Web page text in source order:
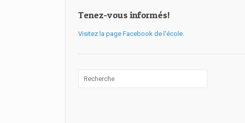
Tenez-vous informés!
Visitez la page Facebook de l'école.